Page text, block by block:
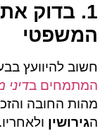
1. בדוק
המשפטי
חשוב להיוועץ
המתמחים ב
מהות החובה
הגירושין ולאחריו.